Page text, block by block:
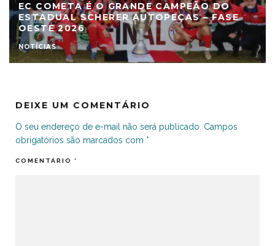
PINHAL E COMETA ESTÃO NA FINAL DO
ESTADUAL SCHERER AUTOPEÇAS – FASE
OESTE 2026
COMPETIÇÕES ESTADUAL
DEIXE UM COMENTÁRIO
O seu endereço de e-mail não será publicado. Campos
obrigatórios são marcados com *
COMENTÁRIO *